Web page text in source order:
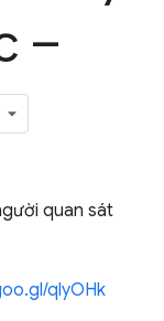
–
quan sát
qlyOHk